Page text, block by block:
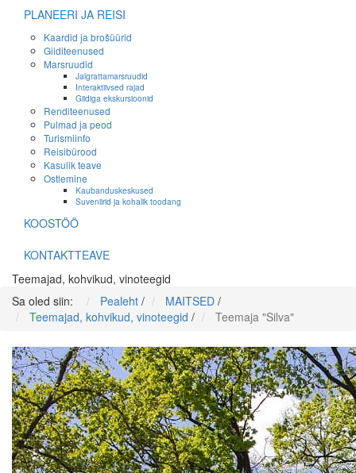
PLANEERI JA REISI
Kaardid ja brošüürid
Giiditeenused
Marsruudid
Jalgrattamarsruudid
Interaktiivsed rajad
Giidiga ekskursioonid
Renditeenused
Pulmad ja peod
Turismiinfo
Reisibürood
Kasulik teave
Ostlemine
Kaubanduskeskused
Suveniirid ja kohalik toodang
KOOSTÖÖ
KONTAKTTEAVE
Teemajad, kohvikud, vinoteegid
Sa oled siin:
Pealeht / MAITSED /
Teemajad, kohvikud, vinoteegid / Teemaja "Silva"